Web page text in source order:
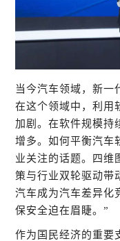
当今汽车领域，新一
在这个领域中，利用
加剧。在软件规模持
增多。如何平衡汽车
业关注的话题。四维
策与行业双轮驱动带
汽车成为汽车差异化
保安全迫在眉睫。”
作为国民经济的重要